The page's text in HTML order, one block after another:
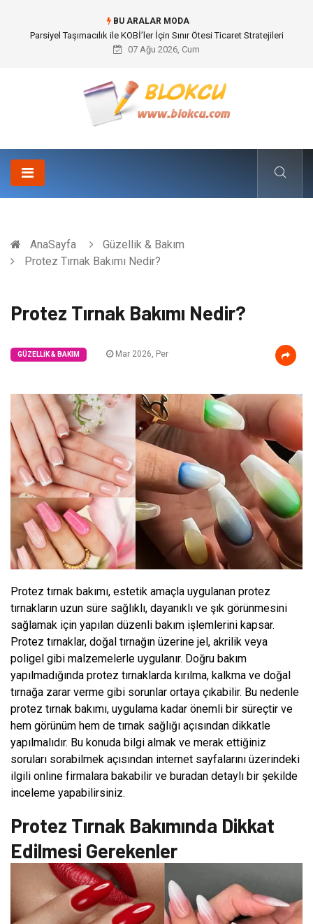
BU ARALAR MODA
Br544 ile Lastik ve Plastik Modifikasyonunda Yüksek Performans
07 Ağu 2026, Cum
AnaSayfa
Güzellik & Bakım
Protez Tırnak Bakımı Nedir?
Protez Tırnak Bakımı Nedir?
GÜZELLIK & BAKIM Mar 2026, Per
Protez tırnak bakımı, estetik amaçla uygulanan protez
tırnakların uzun süre sağlıklı, dayanıklı ve şık görünmesini
sağlamak için yapılan düzenli bakım işlemlerini kapsar.
Protez tırnaklar, doğal tırnağın üzerine jel, akrilik veya
poligel gibi malzemelerle uygulanır. Doğru bakım
yapılmadığında protez tırnaklarda kırılma, kalkma ve doğal
tırnağa zarar verme gibi sorunlar ortaya çıkabilir. Bu nedenle
protez tırnak bakımı, uygulama kadar önemli bir süreçtir ve
hem görünüm hem de tırnak sağlığı açısından dikkatle
yapılmalıdır. Bu konuda bilgi almak ve merak ettiğiniz
soruları sorabilmek açısından internet sayfalarını üzerindeki
ilgili online firmalara bakabilir ve buradan detaylı bir şekilde
inceleme yapabilirsiniz.
Protez Tırnak Bakımında Dikkat
Edilmesi Gerekenler